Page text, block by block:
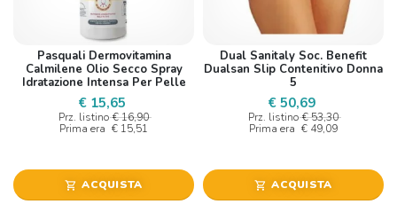
Pasquali Dermovitamina
Calmilene Olio Secco Spray
Idratazione Intensa Per Pelle
Secca, Molto Secca E Sensibile
200 Ml
€ 15,65
Prz. listino € 16,90
Prima era € 15,51
shopping_cart ACQUISTA
Dual Sanitaly Soc. Benefit
Dualsan Slip Contenitivo Donna
5
€ 50,69
Prz. listino € 53,30
Prima era € 49,09
shopping_cart ACQUISTA